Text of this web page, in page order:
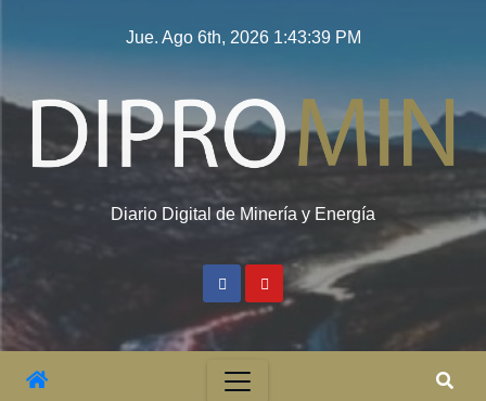
Jue. Ago 6th, 2026 1:43:39 PM
Diario Digital de Minería y Energía